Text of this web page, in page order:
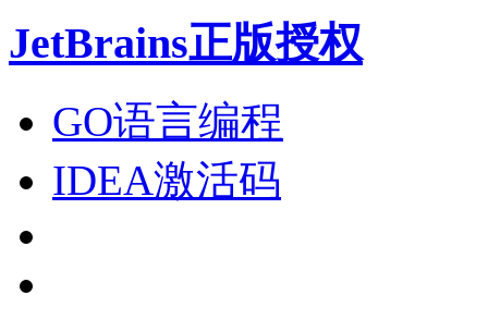
JetBrains正版授权
GO语言编程
IDEA激活码